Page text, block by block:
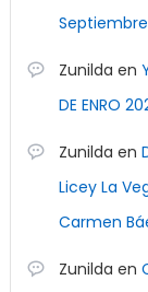
Septiembre
Zunilda en
DE ENRO
Zunilda en
Licey La
Carmen
Zunilda en